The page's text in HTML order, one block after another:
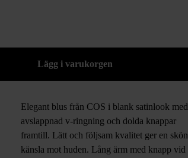
Elegant blus från COS i blank satinlook med
avslappnad v-ringning och dolda knappar
framtill. Lätt och följsam kvalitet ger en skön
känsla mot huden. Lång ärm med knapp vid